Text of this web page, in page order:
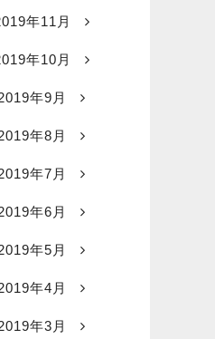
年11月
年10月
年9月
年8月
年7月
年6月
年5月
年4月
年3月